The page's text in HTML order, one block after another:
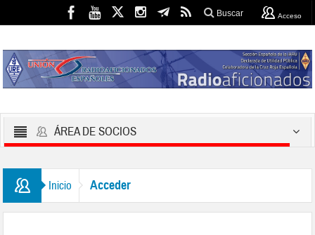
Buscar Acceso
ÁREA DE SOCIOS
Inicio Acceder